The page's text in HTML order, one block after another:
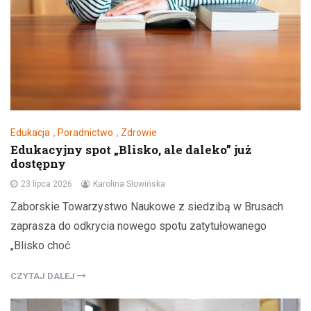
Edukacja , Poradnictwo , Zdrowie
Edukacyjny spot „Blisko, ale daleko” już
dostępny
23 lipca 2026 Karolina Słowińska
Zaborskie Towarzystwo Naukowe z siedzibą w Brusach
zaprasza do odkrycia nowego spotu zatytułowanego
„Blisko choć
CZYTAJ DALEJ